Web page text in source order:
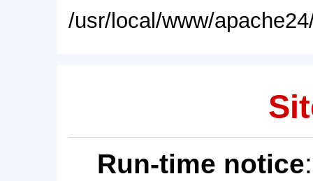
/usr/local/www/
Run-time notice